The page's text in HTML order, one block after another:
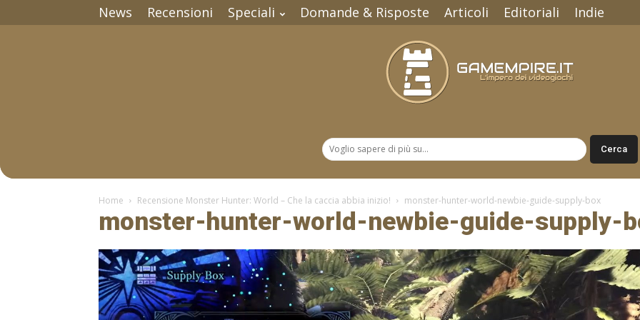
News Recensioni Speciali Domande & Risposte Articoli Editoriali Indie
Home Recensione Monster Hunter: World – Che la caccia abbia inizio! monster-hunter-world-newbie-guide-supply-box
monster-hunter-world-newbie-guide-supply-